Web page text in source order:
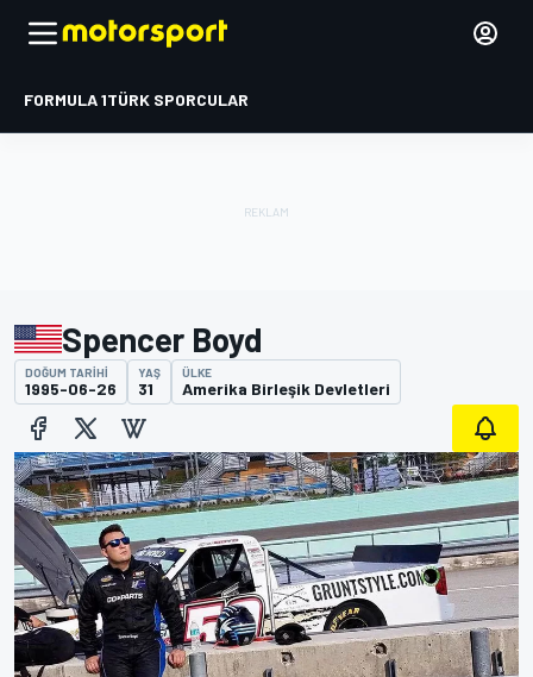
FORMULA 1TÜRK SPORCULAR
Spencer Boyd
DOĞUM TARIHI
1995-06-26
YAŞ
31
ÜLKE
Amerika Birleşik Devletleri